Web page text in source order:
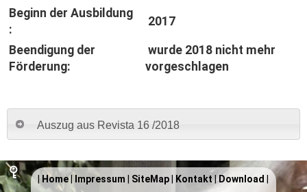
Beginn der Ausbildung
:
2017
Beendigung der
Förderung:
wurde 2018 nicht mehr
vorgeschlagen
Auszug aus Revista 16 /2018
Home| Impressum SiteMap Kontakt| Download